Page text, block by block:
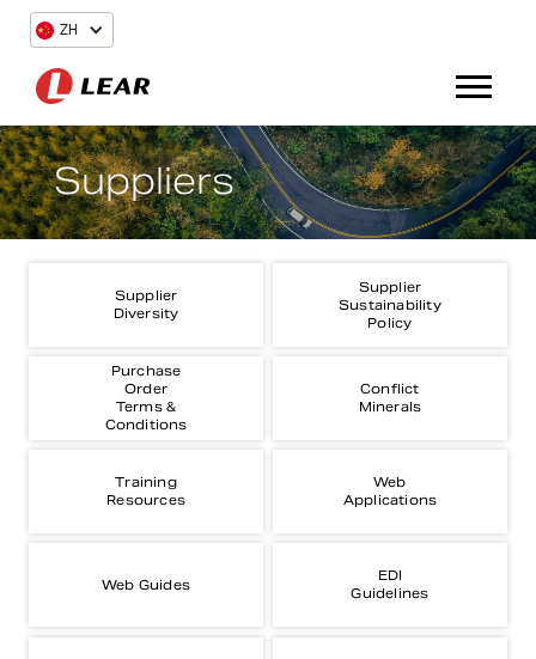
ZH
Suppliers
Supplier
Diversity
Supplier
Sustainability
Policy
Purchase
Order
Terms &
Conditions
Conflict
Minerals
Training
Resources
Web
Applications
Web Guides
EDI
Guidelines